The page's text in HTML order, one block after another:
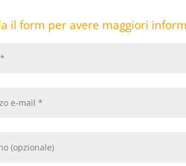
il form per avere maggiori